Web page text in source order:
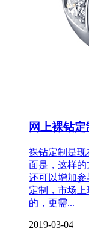
网上裸钻
裸钻定制是
面是，这样的
还可以增加
定制，市场
的，更需...
2019-03-04